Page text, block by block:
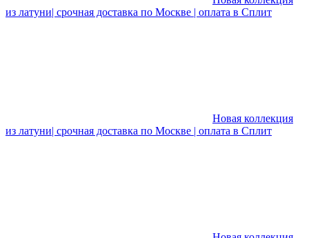
из латуни| срочная доставка по Москве | оплата в Сплит
Новая коллекция
из латуни| срочная доставка по Москве | оплата в Сплит